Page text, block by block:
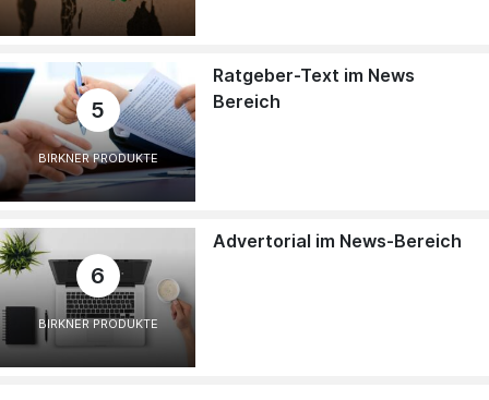
5
BIRKNER PRODUKTE
Ratgeber-Text im News
Bereich
6
BIRKNER PRODUKTE
Advertorial im News-Bereich